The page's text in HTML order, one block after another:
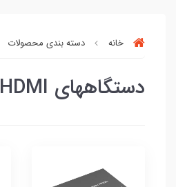
خانه دسته بندی محصولات
دستگاههای HDMI